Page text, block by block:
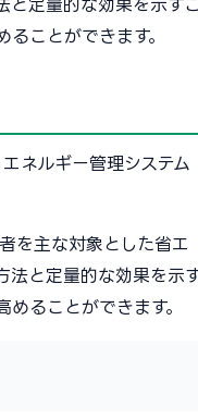
と定量的な効果を示すこ
ことができます。
ネルギー管理システム
を主な対象とした省エ
法と定量的な効果を示
ることができます。